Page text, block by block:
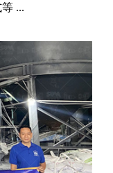
...